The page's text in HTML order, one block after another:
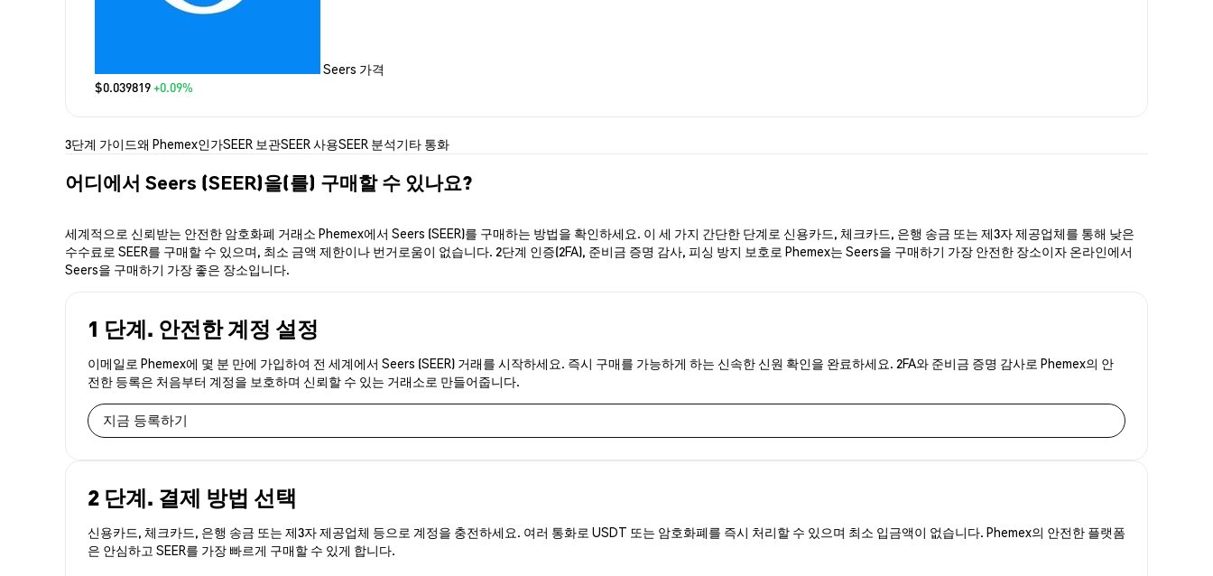
Seers 가격
$0.039819+0.09%
3단계 가이드왜 Phemex인가SEER 보관SEER 사용SEER 분석기타 통화
어디에서 Seers (SEER)을(를) 구매할 수 있나요?
세계적으로 신뢰받는 안전한 암호화폐 거래소 Phemex에서 Seers (SEER)를 구매하는 방법을 확인하세요. 이 세 가지 간단한 단계로 신용카드, 체크카드, 은행 송금 또는 제3자 제공업체를 통해 낮은
수수료로 SEER를 구매할 수 있으며, 최소 금액 제한이나 번거로움이 없습니다. 2단계 인증(2FA), 준비금 증명 감사, 피싱 방지 보호로 Phemex는 Seers을 구매하기 가장 안전한 장소이자 온라인에서
Seers을 구매하기 가장 좋은 장소입니다.
1 단계. 안전한 계정 설정
이메일로 Phemex에 몇 분 만에 가입하여 전 세계에서 Seers (SEER) 거래를 시작하세요. 즉시 구매를 가능하게 하는 신속한 신원 확인을 완료하세요. 2FA와 준비금 증명 감사로 Phemex의 안
전한 등록은 처음부터 계정을 보호하며 신뢰할 수 있는 거래소로 만들어줍니다.
지금 등록하기
2 단계. 결제 방법 선택
신용카드, 체크카드, 은행 송금 또는 제3자 제공업체 등으로 계정을 충전하세요. 여러 통화로 USDT 또는 암호화폐를 즉시 처리할 수 있으며 최소 입금액이 없습니다. Phemex의 안전한 플랫폼
은 안심하고 SEER를 가장 빠르게 구매할 수 있게 합니다.